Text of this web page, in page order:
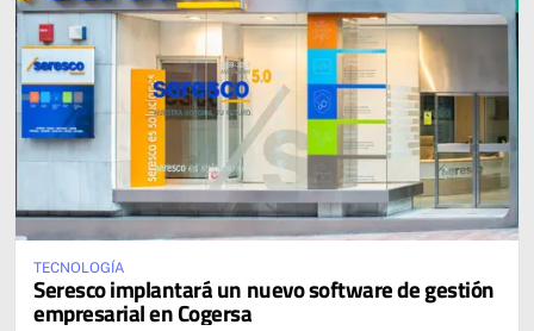
TECNOLOGÍA
Seresco implantará un nuevo software de gestión
empresarial en Cogersa